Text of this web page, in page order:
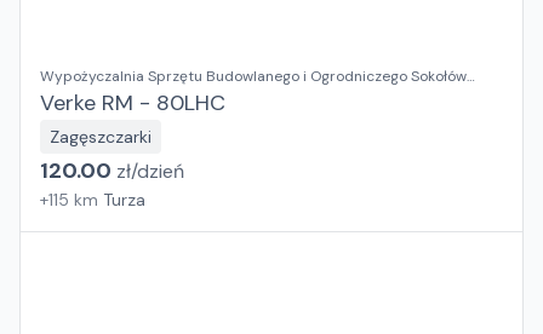
Wypożyczalnia Sprzętu Budowlanego i Ogrodniczego Sokołów
Małopolski
Verke RM - 80LHC
Zagęszczarki
120.00 zł/dzień
+115 km Turza